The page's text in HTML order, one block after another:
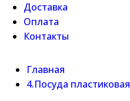
Доставка
Оплата
Контакты
Главная
4.Посуда пластиковая